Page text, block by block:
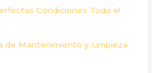
Condiciones Todo el
de Mantenimiento y Limpieza